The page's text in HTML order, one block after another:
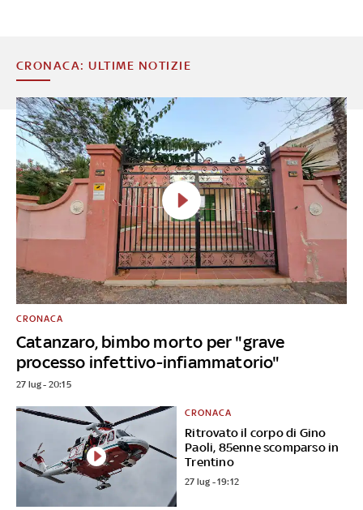
CRONACA: ULTIME NOTIZIE
Catanzaro, bimbo morto per "grave
processo infettivo-infiammatorio"
CRONACA
27 lug - 20:15
Ritrovato il corpo di Gino
Paoli, 85enne scomparso in
Trentino
CRONACA
27 lug - 19:12